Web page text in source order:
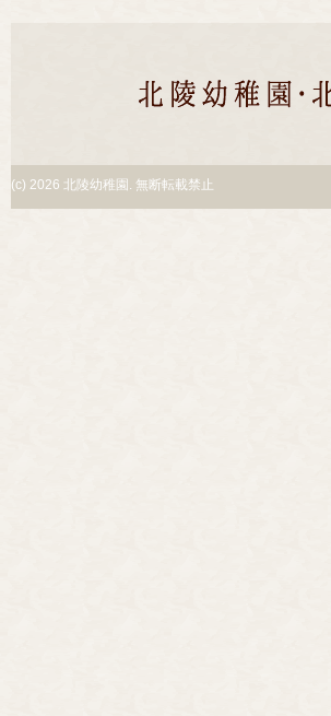
(c) 2026 北陵幼稚園. 無断転載禁止